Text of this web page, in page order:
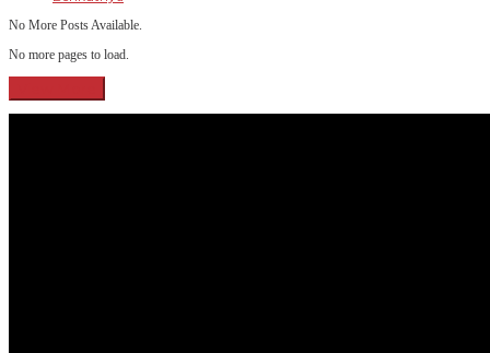
No More Posts Available.
No more pages to load.